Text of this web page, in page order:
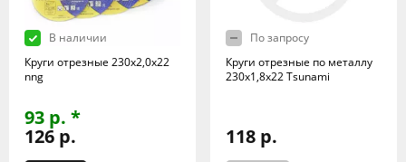
В наличии
Круги отрезные 230х2,0х22
nng
93 р. *
126 р.
По запросу
Круги отрезные по металлу
230х1,8х22 Tsunami
118 р.